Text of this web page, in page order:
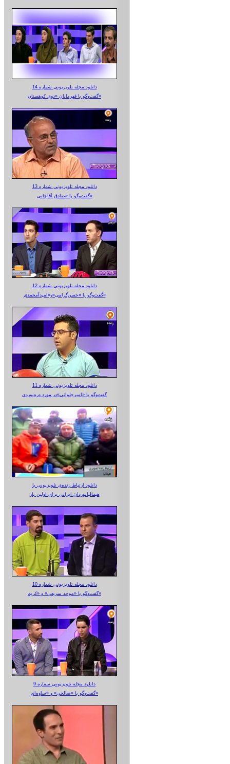
دانلود مجله تلویزیونی شماره 14
گفت‌وگو با قهرمانان «دوی کوهستان»
دانلود مجله تلویزیونی شماره 13
گفت‌وگو با «صادق آقاجانی»
دانلود مجله تلویزیونی شماره 12
گفت‌وگو با «حسن‌گرامی»و«امیدآمحمدی»
دانلود مجله تلویزیونی شماره 11
گفت‌وگو با «امیرجلوانی»در مورد دره‌نوردی
دانلود ارتباط زنده‌ی تلویزیونی‌ با
هیمالیانوردان ایرانی برای اولین بار
دانلود مجله تلویزیونی شماره 10
گفت‌وگو با «موحد سریعی» و «کریم»
دانلود مجله تلویزیونی شماره 9
گفت‌وگو با «صالحی» و «ساوه‌ای»